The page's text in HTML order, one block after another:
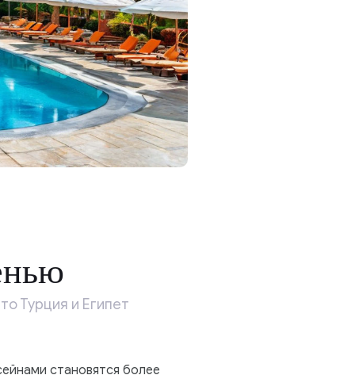
Турция и Египет
становятся более